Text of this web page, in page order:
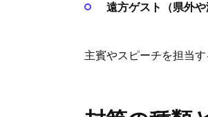
遠方ゲスト（県外や
主賓やスピーチを担当